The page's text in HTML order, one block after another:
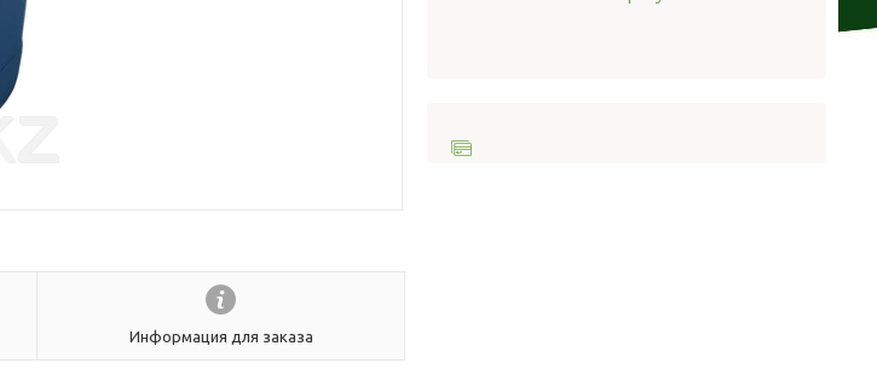
Информация для заказа